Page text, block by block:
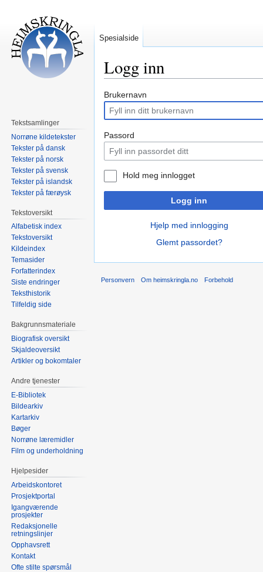
Logg inn
Hopp
navigering
Hopp
søk
Brukernavn
Passord
Hold meg innlogget
Logg inn
Hjelp med innlogging
Glemt passordet?
Spesialside
Tekstsamlinger
Norrøne kildetekster
Tekster på dansk
Tekster på norsk
Tekster på svensk
Tekster på islandsk
Tekster på færøysk
Tekstoversikt
Alfabetisk index
Tekstoversikt
Kildeindex
Temasider
Forfatterindex
Siste endringer
Teksthistorik
Tilfeldig side
Bakgrunnsmateriale
Biografisk oversikt
Skjaldeoversikt
Artikler og bokomtaler
Andre tjenester
E-Bibliotek
Bildearkiv
Kartarkiv
Bøger
Norrøne læremidler
Film og underholdning
Hjelpesider
Arbeidskontoret
Prosjektportal
Igangværende
prosjekter
Redaksjonelle
retningslinjer
Opphavsrett
Kontakt
Ofte stilte spørsmål
Personvern Om heimskringla.no Forbehold